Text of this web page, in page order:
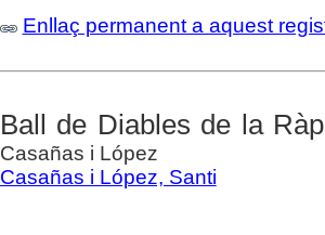
Enllaç permanent a aquest
Ball de Diables de la
Casañas i López
Casañas i López, Santi